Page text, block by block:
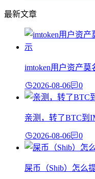
最新文章
imtoken用户资产
2026-08-06 0
亲测，转了BTC到
2026-08-06 0
屎币（Shib）怎么